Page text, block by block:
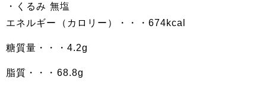
・くるみ 無塩
エネルギー（カロリー）・・・674kcal
糖質量・・・4.2g
脂質・・・68.8g